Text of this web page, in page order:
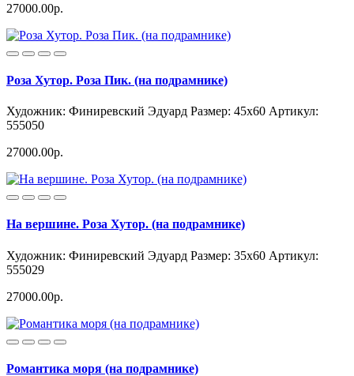
27000.00р.
Роза Хутор. Роза Пик. (на подрамнике)
Художник: Финиревский Эдуард Размер: 45x60 Артикул:
555050
27000.00р.
На вершине. Роза Хутор. (на подрамнике)
Художник: Финиревский Эдуард Размер: 35x60 Артикул:
555029
27000.00р.
Романтика моря (на подрамнике)